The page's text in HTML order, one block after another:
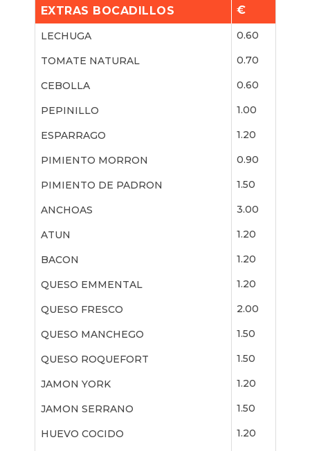
EXTRAS BOCADILLOS €
LECHUGA 0.60
TOMATE NATURAL 0.70
CEBOLLA 0.60
PEPINILLO 1.00
ESPARRAGO 1.20
PIMIENTO MORRON 0.90
PIMIENTO DE PADRON 1.50
ANCHOAS 3.00
ATUN 1.20
BACON 1.20
QUESO EMMENTAL 1.20
QUESO FRESCO 2.00
QUESO MANCHEGO 1.50
QUESO ROQUEFORT 1.50
JAMON YORK 1.20
JAMON SERRANO 1.50
HUEVO COCIDO 1.20